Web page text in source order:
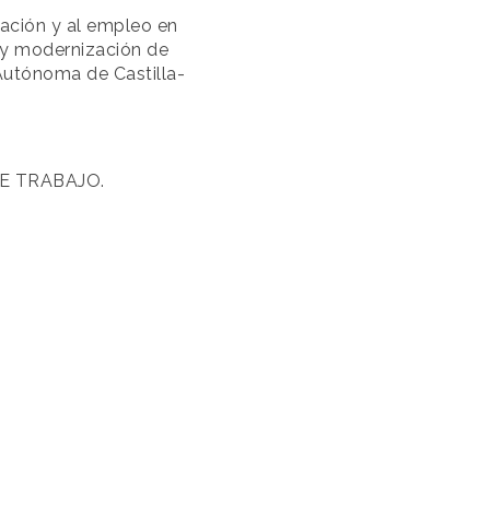
y al empleo en
modernización de
de Castilla-
TRABAJO.